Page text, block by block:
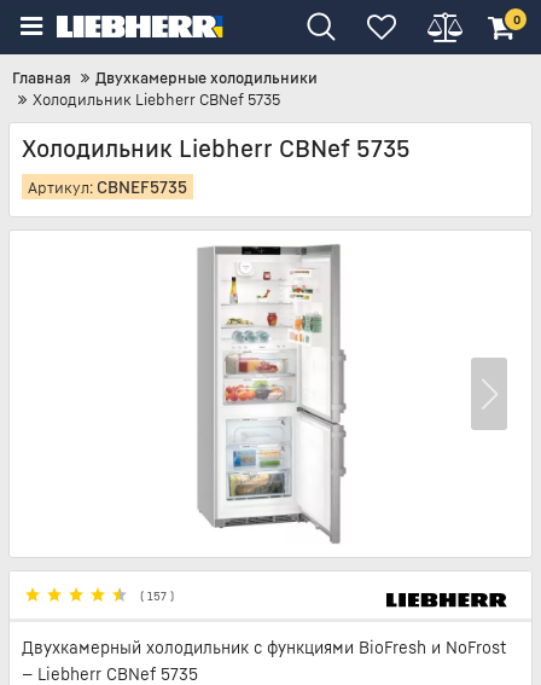
0
Главная
Двухкамерные холодильники
Холодильник Liebherr CBNef 5735
Холодильник Liebherr CBNef 5735
Артикул: CBNEF5735
( 157 )
Двухкамерный холодильник с функциями BioFresh и NoFrost
— Liebherr CBNef 5735